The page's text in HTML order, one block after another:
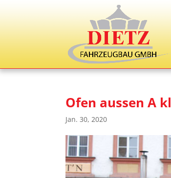
Ofen aussen A kl
Jan. 30, 2020